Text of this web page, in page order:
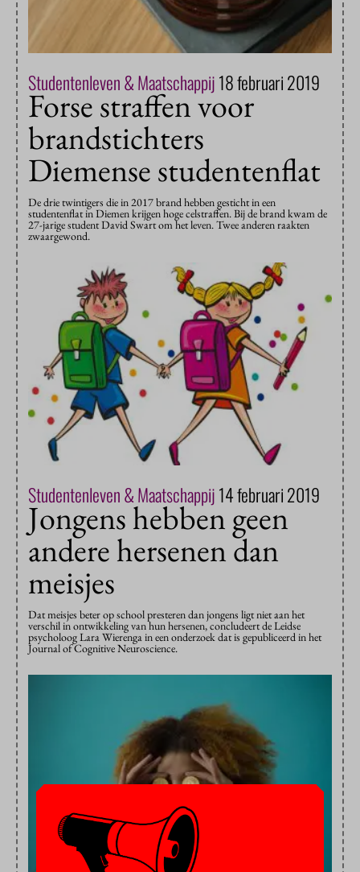
Studentenleven & Maatschappij18 februari 2019
Forse straffen voor
brandstichters
Diemense studentenflat
De drie twintigers die in 2017 brand hebben gesticht in een
studentenflat in Diemen krijgen hoge celstraffen. Bij de brand kwam de
27-jarige student David Swart om het leven. Twee anderen raakten
zwaargewond.
Studentenleven & Maatschappij14 februari 2019
Jongens hebben geen
andere hersenen dan
meisjes
Dat meisjes beter op school presteren dan jongens ligt niet aan het
verschil in ontwikkeling van hun hersenen, concludeert de Leidse
psycholoog Lara Wierenga in een onderzoek dat is gepubliceerd in het
Journal of Cognitive Neuroscience.